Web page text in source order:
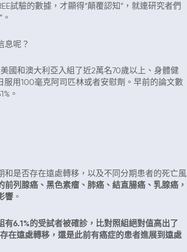
試驗的數據，才顯得“顛覆認知”，就連研究者們
呢？
和澳大利亞入組了近2萬名70歲以上、身體健
服用100毫克阿司匹林或者安慰劑。早前的論文數
。
是否存在遠處轉移，以及不同分期患者的死亡風
前列腺癌、黑色素瘤、肺癌、結直腸癌、乳腺癌，
響 。
6.1%的受試者被確診，比對照組絕對值高出了
在遠處轉移，還是此前有癌症的患者進展到遠處